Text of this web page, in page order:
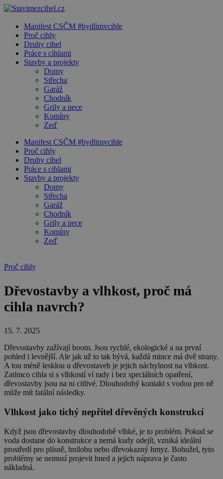
Manifest CSČM #bydlimvcihle
Proč cihly
Druhy cihel
Práce s cihlami
Stavby a projekty
Domy
Střecha
Garáž
Chodník
Grily a pece
Komíny
Zeď
Manifest CSČM #bydlimvcihle
Proč cihly
Druhy cihel
Práce s cihlami
Stavby a projekty
Domy
Střecha
Garáž
Chodník
Grily a pece
Komíny
Zeď
Proč cihly
Dřevostavby a vlhkost, proč má
cihla navrch?
15. 7. 2025
Dřevostavby zažívají boom. Jsou rychlé, ekologické a na první
pohled i levnější. Ale jak už to tak bývá, každá mince má dvě strany.
A tou méně lesklou u dřevostaveb je jejich náchylnost na vlhkost.
Zatímco cihla si s vlhkostí ví rady i bez speciálních opatření,
dřevostavby jsou na ni citlivé. Dlouhodobý kontakt s vodou pro ně
může mít fatální následky.
Vlhkost jako tichý nepřítel dřevěných konstrukcí
Když jsou dřevostavby dlouhodobě vlhké, je to problém. Pokud se
voda dostane do konstrukce a nemá kudy odejít, vzniká ideální
prostředí pro plísně, hnilobu nebo dřevokazný hmyz. Bohužel, tyto
problémy se nemusí projevit hned a jejich náprava je často
nákladná.